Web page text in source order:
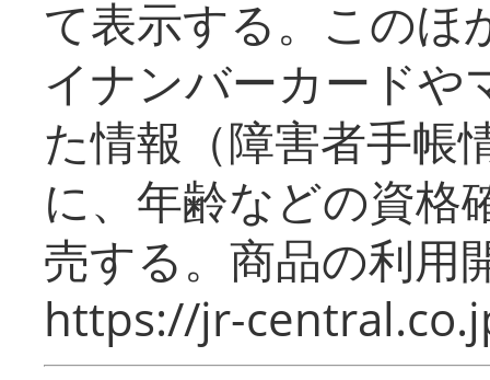
て表示する。このほ
イナンバーカードや
た情報（障害者手帳
に、年齢などの資格
売する。商品の利用
https://jr-